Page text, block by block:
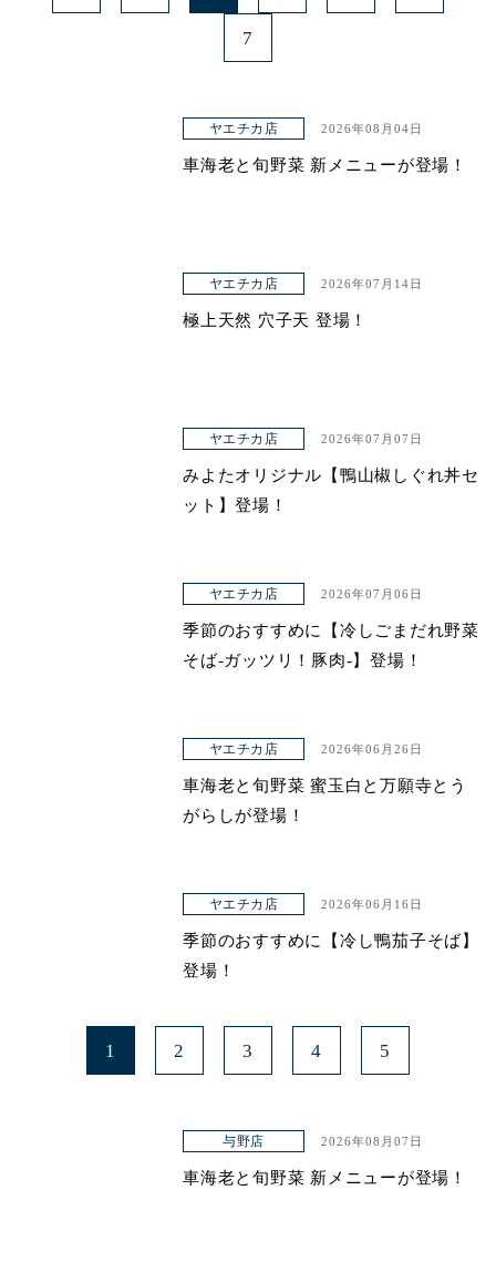
7
ヤエチカ店 2026年08月04日
車海老と旬野菜 新メニューが登場！
ヤエチカ店 2026年07月14日
極上天然 穴子天 登場！
ヤエチカ店 2026年07月07日
みよたオリジナル【鴨山椒しぐれ丼セ
ット】登場！
ヤエチカ店 2026年07月06日
季節のおすすめに【冷しごまだれ野菜
そば-ガッツリ！豚肉-】登場！
ヤエチカ店 2026年06月26日
車海老と旬野菜 蜜玉白と万願寺とう
がらしが登場！
ヤエチカ店 2026年06月16日
季節のおすすめに【冷し鴨茄子そば】
登場！
1 2 3 4 5
与野店 2026年08月07日
車海老と旬野菜 新メニューが登場！